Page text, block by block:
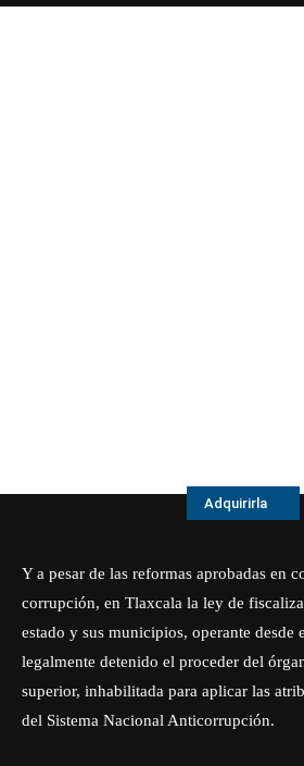
Adquirirla
Y a pesar de las reformas aprobadas en
corrupción, en Tlaxcala la ley de
estado y sus municipios, operante desde
legalmente detenido el proceder del
superior, inhabilitada para aplicar las
del Sistema Nacional Anticorrupción.